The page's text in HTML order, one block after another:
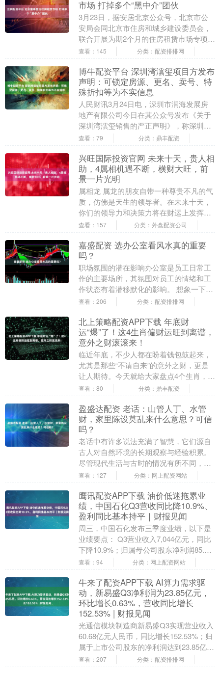
市场 打掉多个“黑中介”团伙
3月23日，据安居北京公众号，北京市公
安局会同北京市住房和城乡建设委员会，
联合开展为期2个月的住房租赁市场专项整
治行动，打掉多个“黑中介”犯罪团伙，对
查看：145 分类：配资排排网
博牛配资平台 深圳湾澐玺项目方发布
声明：可锁定房源、更名、卖号、特
殊折扣等为不实信息
人民财讯3月24日电，深圳市润海发展房
地产有限公司今日在其公众号发布《关于
深圳湾澐玺销售的严正声明》，称深圳湾
澐玺项目南区2栋二单元(住宅)于3月22日
查看：79 分类：鼎丰配资
兴旺国际投资官网 未来十天，贵人相
助，4属相机遇不断，横财大旺，前
景一片光明
属相龙 属龙的朋友自带一种尊贵不凡的气
质，仿佛是天生的领导者。在未来十天，
你们的领导力和决策力将在财运上发挥重
要作用。无论是在工作中还是在创业的道
查看：157 分类：外盘配资公司
嘉盛配资 选办公室看风水真的重要
吗？
职场氛围的潜在影响办公室是员工日常工
作的主要场所，其氛围对员工的情绪和工
作状态有着潜移默化的影响。 想象一下，
走进一间宽敞明亮、布局合理的办公室，
查看：206 分类：配资排排网
北上策略配资APP下载 年底财
运“爆”了！这4生肖偏财运旺到离谱，
意外之财滚滚来！
临近年底，不少人都在盼着钱包鼓起来，
尤其是那些“不请自来”的意外之财，更是
让人期待。今天就给大家盘点4个生肖，他
们在年底这段时间偏财运相当不错，说不
查看：80 分类：鼎丰配资
盈盛达配资 老话：山管人丁、水管
财，家里陈设莫乱来什么意思？可信
吗？
老话中有许多说法充满了智慧，它们源自
古人对自然环境的长期观察与经验积累。
尽管现代生活与古时的情况有所不同，但
这些话语中仍蕴含着深刻的道理。很多看
查看：127 分类：网上配资网站
鹰讯配资APP下载 油价低迷拖累业
绩，中国石化Q3营收同比降10.9%、
盈利同比基本持平｜财报见闻
周三，中国石化发布三季度业绩，以下是
业绩要点： Q3营业收入7,044亿元，同比
下降10.9%；归属母公司股东净利润85.01
亿元，同比下降0.5%；前三季度营....
查看：94 分类：网上配资网站
牛来了配资APP下载 AI算力需求驱
动，新易盛Q3净利润为23.85亿元，
环比增长0.63%，营收同比增长
152.53% | 财报见闻
光通信模块制造商新易盛Q3实现营业收入
60.68亿元人民币，同比增长152.53%；归
属于上市公司股东的净利润达到23.85亿
元，同比增长205.38%。业绩增....
查看：207 分类：配资排排网